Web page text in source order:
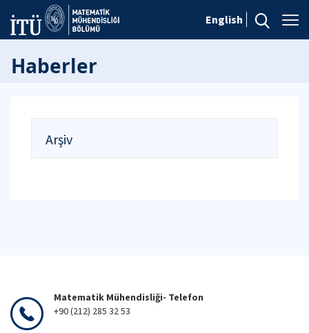
English
Haberler
Arşiv
Matematik Mühendisliği- Telefon
+90 (212) 285 32 53